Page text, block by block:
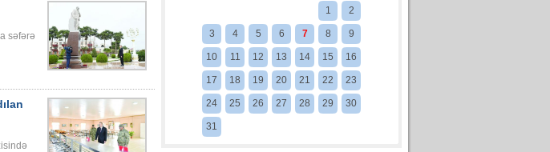
səfərə
1 2
3 4 5 6 7 8 9
10 11 12 13 14 15 16
17 18 19 20 21 22 23
24 25 26 27 28 29 30
31